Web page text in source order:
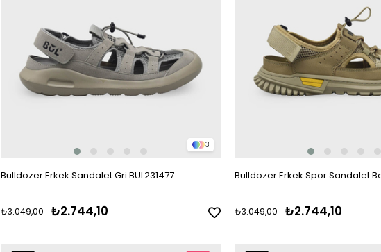
3
Bulldozer Erkek Sandalet Gri BUL231477
₺2.744,10
₺3.049,00
Bulldozer Erkek Spor Sandalet
₺2.744,10
₺3.049,00